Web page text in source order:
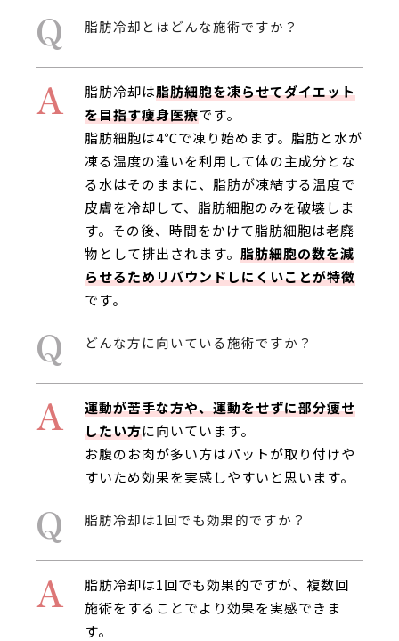
Q 脂肪冷却とはどんな施術ですか？
A 脂肪冷却は脂肪細胞を凍らせてダイエット
を目指す痩身医療です。
脂肪細胞は4℃で凍り始めます。脂肪と水が
凍る温度の違いを利用して体の主成分とな
る水はそのままに、脂肪が凍結する温度で
皮膚を冷却して、脂肪細胞のみを破壊しま
す。その後、時間をかけて脂肪細胞は老廃
物として排出されます。脂肪細胞の数を減
らせるためリバウンドしにくいことが特徴
です。
Q どんな方に向いている施術ですか？
A
運動が苦手な方や、運動をせずに部分痩せ
したい方に向いています。
お腹のお肉が多い方はパットが取り付けや
すいため効果を実感しやすいと思います。
Q 脂肪冷却は1回でも効果的ですか？
A
脂肪冷却は1回でも効果的ですが、複数回
施術をすることでより効果を実感できま
す。